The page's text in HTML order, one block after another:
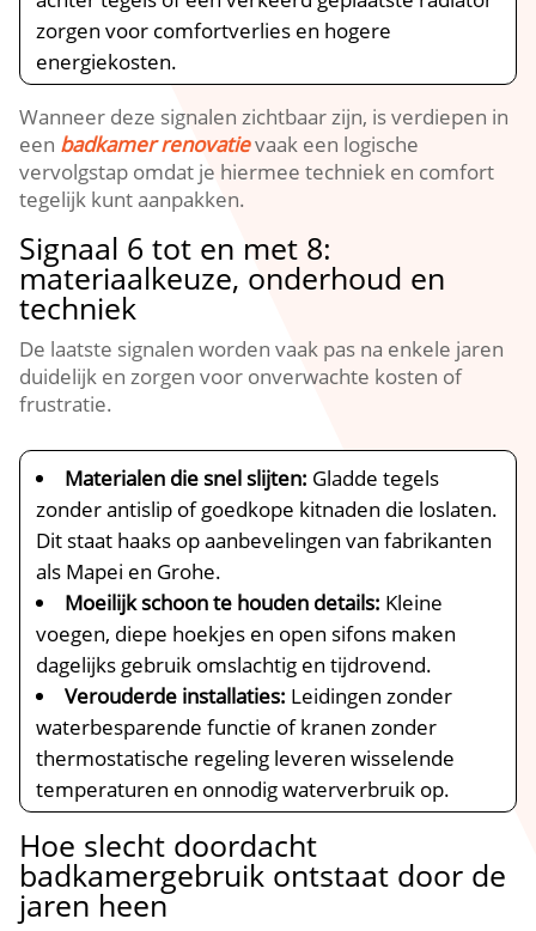
zorgen voor comfortverlies en hogere
energiekosten.​
Wanneer deze signalen zichtbaar zijn, is verdiepen in
een badkamer renovatievaak een logische
vervolgstap omdat je hiermee techniek en comfort
tegelijk kunt aanpakken.​
Signaal 6 tot en met 8:
materiaalkeuze, onderhoud en
techniek
De laatste signalen worden vaak pas na enkele jaren
duidelijk en zorgen voor onverwachte kosten of
frustratie.​
Materialen die snel slijten: Gladde tegels
zonder antislip of goedkope kitnaden die loslaten.​
Dit staat haaks op aanbevelingen van fabrikanten
als Mapei en Grohe.​
Moeilijk schoon te houden details: Kleine
voegen, diepe hoekjes en open sifons maken
dagelijks gebruik omslachtig en tijdrovend.​
Verouderde installaties: Leidingen zonder
waterbesparende functie of kranen zonder
thermostatische regeling leveren wisselende
temperaturen en onnodig waterverbruik op.​
Hoe slecht doordacht
badkamergebruik ontstaat door de
jaren heen